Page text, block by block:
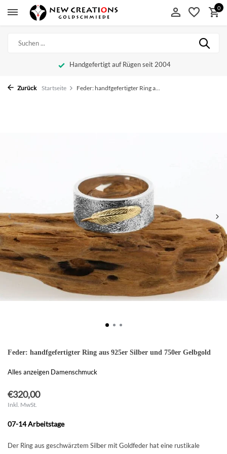
0
Handgefertigt auf Rügen seit 2004
Zurück Startseite Feder: handfgefertigter Ring a...
Feder: handfgefertigter Ring aus 925er Silber und 750er Gelbgold
Alles anzeigen Damenschmuck
€320,00
Inkl. MwSt.
07-14 Arbeitstage
Der Ring aus geschwärztem Silber mit Goldfeder hat eine rustikale